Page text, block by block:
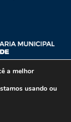
Goytacazes – RJ –
a melhor
usando ou
1